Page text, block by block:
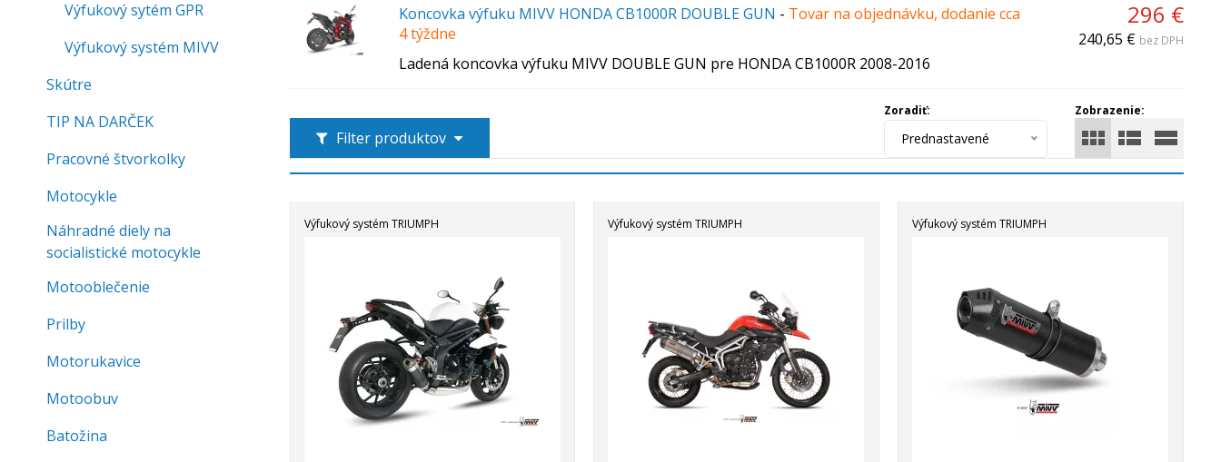
Koncovka výfuku MIVV HONDA CB1000R DOUBLE GUN - Tovar na objednávku, dodanie cca
4 týždne
Ladená koncovka výfuku MIVV DOUBLE GUN pre HONDA CB1000R 2008-2016
296 €
240,65 € bez DPH
Filter produktov
Zobrazenie:
Zoradiť:
Prednastavené
Výfukový systém TRIUMPH Výfukový systém TRIUMPH Výfukový systém TRIUMPH
Výfukový sytém GPR
Výfukový systém MIVV
Skútre
TIP NA DARČEK
Pracovné štvorkolky
Motocykle
Náhradné diely na
socialistické motocykle
Motooblečenie
Prilby
Motorukavice
Motoobuv
Batožina